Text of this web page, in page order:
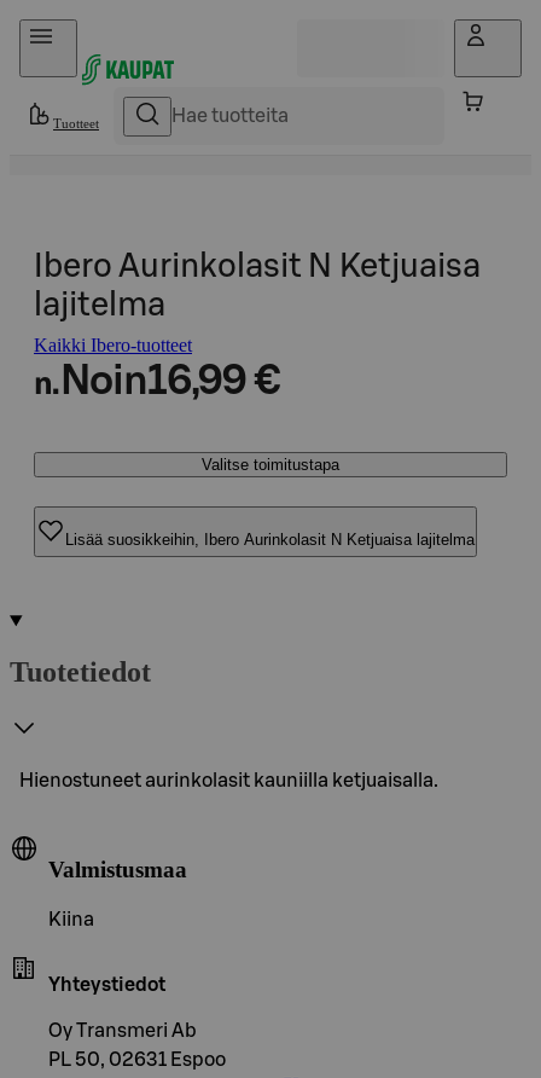
Hyppää sisältöön
Tuotteet
Ibero Aurinkolasit N Ketjuaisa
lajitelma
Kaikki Ibero-tuotteet
n. Noin16,99 €
Valitse toimitustapa
Lisää suosikkeihin, Ibero Aurinkolasit N Ketjuaisa lajitelma
Tuotetiedot
Hienostuneet aurinkolasit kauniilla ketjuaisalla.
Valmistusmaa
Kiina
Yhteystiedot
Oy Transmeri Ab
PL 50, 02631 Espoo